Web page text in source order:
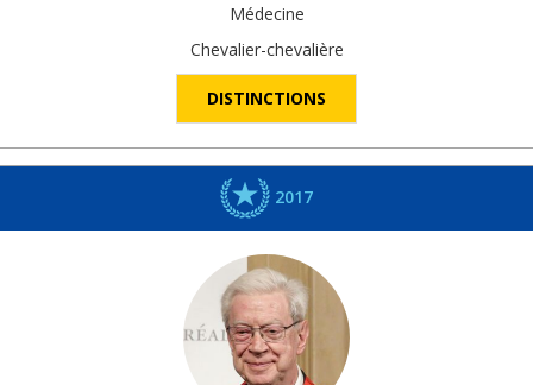
Médecine
Chevalier-chevalière
DISTINCTIONS
2017